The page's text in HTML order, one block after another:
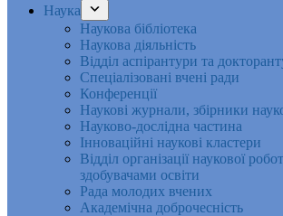
Наука
Наукова бібліотека
Наукова діяльність
Відділ аспірантури та
Спеціалізовані вчені ради
Конференції
Наукові журнали, збірники
Науково-дослідна частина
Інноваційні наукові кластери
Відділ організації наукової
здобувачами освіти
Рада молодих вчених
Академічна доброчесність